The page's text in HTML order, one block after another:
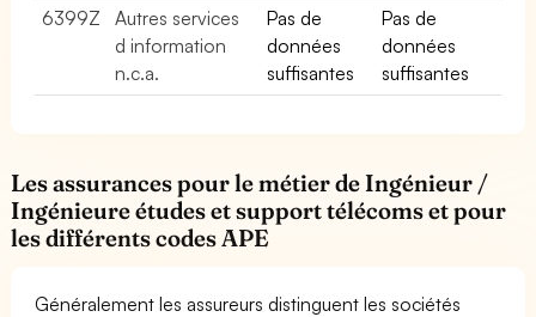
6399Z
Autres services
d information
n.c.a.
Pas de
données
suffisantes
Pas de
données
suffisantes
Les assurances pour le métier de Ingénieur /
Ingénieure études et support télécoms et pour
les différents codes APE
Généralement les assureurs distinguent les sociétés